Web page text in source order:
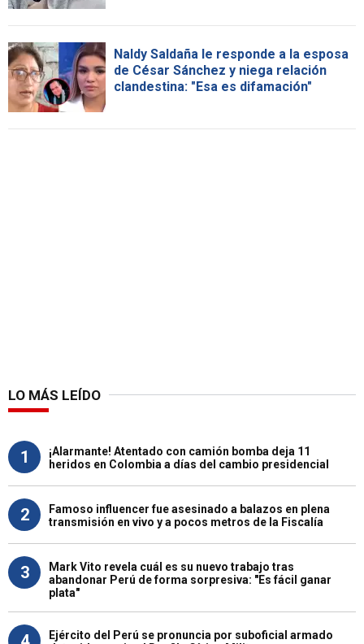
Naldy Saldaña le responde a la esposa
de César Sánchez y niega relación
clandestina: "Esa es difamación"
LO MÁS LEÍDO
1
¡Alarmante! Atentado con camión bomba deja 11
heridos en Colombia a días del cambio presidencial
2
Famoso influencer fue asesinado a balazos en plena
transmisión en vivo y a pocos metros de la Fiscalía
3
Mark Vito revela cuál es su nuevo trabajo tras
abandonar Perú de forma sorpresiva: "Es fácil ganar
plata"
Ejército del Perú se pronuncia por suboficial armado